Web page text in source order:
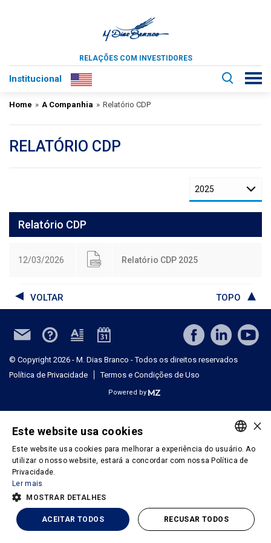
RELAÇÕES COM INVESTIDORES
Institucional
Home » A Companhia » Relatório CDP
RELATÓRIO CDP
Relatório CDP
12/03/2026 Relatório CDP 2025
VOLTAR TOPO
© Copyright 2026 - M. Dias Branco - Todos os direitos reservados
Política de Privacidade
Termos e Condições de Uso
Powered by
PORTUGUESE
×
Este website usa cookies
Este website usa cookies para melhorar a experiência do usuário. Ao
utilizar o nosso website, estará a concordar com nossa Política de
Privacidade.
Ler mais
MOSTRAR DETALHES
ACEITAR TODOS RECUSAR TODOS